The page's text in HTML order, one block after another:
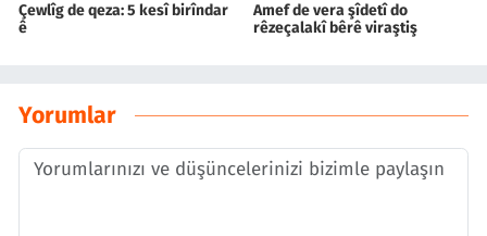
Çewlîg de qeza: 5 kesî birîndar
ê
Amef de vera şîdetî do
rêzeçalakî bêrê viraştiş
Yorumlar